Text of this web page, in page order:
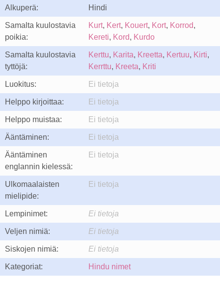
Alkuperä: Hindi
Samalta kuulostavia
poikia:
Kurt, Kert, Kouert, Kort, Korrod,
Kereti, Kord, Kurdo
Samalta kuulostavia
tyttöjä:
Kerttu, Karita, Kreetta, Kertuu, Kirti,
Kerrttu, Kreeta, Kriti
Luokitus: Ei tietoja
Helppo kirjoittaa: Ei tietoja
Helppo muistaa: Ei tietoja
Ääntäminen: Ei tietoja
Ääntäminen
englannin kielessä:
Ei tietoja
Ulkomaalaisten
mielipide:
Ei tietoja
Lempinimet: Ei tietoja
Veljen nimiä: Ei tietoja
Siskojen nimiä: Ei tietoja
Kategoriat: Hindu nimet